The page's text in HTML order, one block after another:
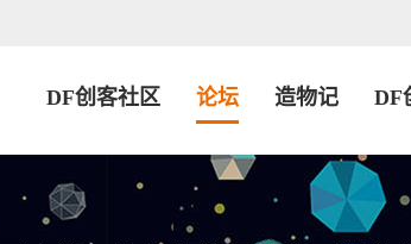
DF创客社区 论坛 造物记 DF